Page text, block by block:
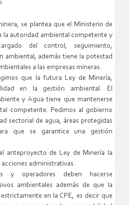
se plantea que el Ministerio de
la autoridad ambiental competente y
del control, seguimiento,
ambiental, además tiene la potestad
a las empresas mineras.
que la futura Ley de Minería,
en la gestión ambiental. El
y Agua tiene que mantenerse
competente. Pedimos al gobierno
sectorial de agua, áreas protegidas
que se garantice una gestión
anteproyecto de Ley de Minería la
administrativas.
y operadores deben hacerse
ambientales además de que la
en la CPE, es decir que